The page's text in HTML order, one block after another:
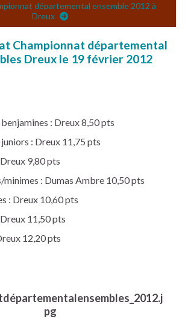
départemental ensemble 2012 à
Dreux
Championnat départemental
Dreux le 19 février 2012
: Dreux 8,50 pts
: Dreux 11,75 pts
9,80 pts
minimes : Dumas Ambre 10,50 pts
: Dreux 10,60 pts
11,50 pts
12,20 pts
pg